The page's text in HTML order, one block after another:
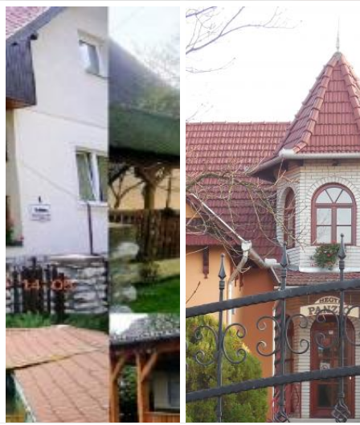
Holiday Vendégház
3 000 Ft (fő / éj-től)
3348 Szilvásvárad,
Szabadság út 43
Típusa: apartmanok •
SZÉP-kártya:
• Klíma:
• WIFI:
• Kutyabarát:
Férőhely: 15 fő
Megnézem
Liget Nyaralóház és
Apartman Liget
3 000 Ft (fő / éj-től)
3348 Szilvásvárad, Ifjúság
tér 2.
Típusa: Vendégházak •
SZÉP-kártya:
• Klíma:
• WIFI:
• Kutyabarát:
Férőhely: 22 fő
Megnézem